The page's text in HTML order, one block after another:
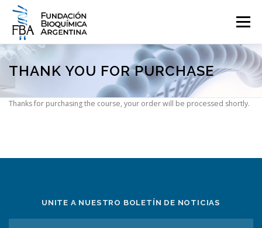
Saltar
contenido
Menú
QUIENES SOMOS PROGRAMAS EVENTOS COMUNICACIÓN
CONTACTO INGRESAR
THANK YOU FOR PURCHASE
Thanks for purchasing the course, your order will be processed shortly.
UNITE A NUESTRO BOLETÍN DE NOTICIAS